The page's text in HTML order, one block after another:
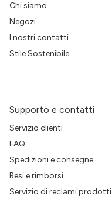
Chi siamo
Negozi
I nostri contatti
Stile Sostenibile
Supporto e contatti
Servizio clienti
FAQ
Spedizioni e consegne
Resi e rimborsi
Servizio di reclami prodotti